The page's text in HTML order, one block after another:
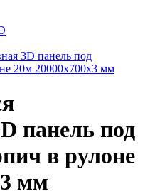
3D панель под
20м 20000x700x3 мм
панель под
в рулоне
мм